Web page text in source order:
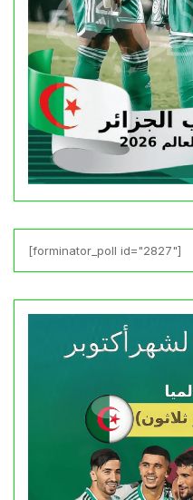
[forminator_poll id="2827"]